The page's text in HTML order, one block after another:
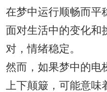
在梦中运行顺畅而平
面对生活中的变化和
对，情绪稳定。
然而，如果梦中的电
上下颠簸，可能意